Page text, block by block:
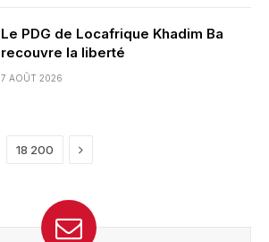
Le PDG de Locafrique Khadim Ba
recouvre la liberté
7 AOÛT 2026
18 200 Next